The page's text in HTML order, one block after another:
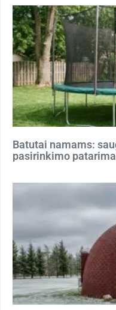
Batutai namams:
pasirinkimo